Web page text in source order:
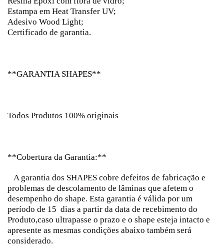
Estampa em Heat Transfer UV;
Adesivo Wood Light;
Certificado de garantia.
**GARANTIA SHAPES**
Todos Produtos 100% originais
**Cobertura da Garantia:**
A garantia dos SHAPES cobre defeitos de fabricação e
problemas de descolamento de lâminas que afetem o
desempenho do shape. Esta garantia é válida por um
período de 15 dias a partir da data de recebimento do
Produto,caso ultrapasse o prazo e o shape esteja intacto e
apresente as mesmas condições abaixo também será
considerado.